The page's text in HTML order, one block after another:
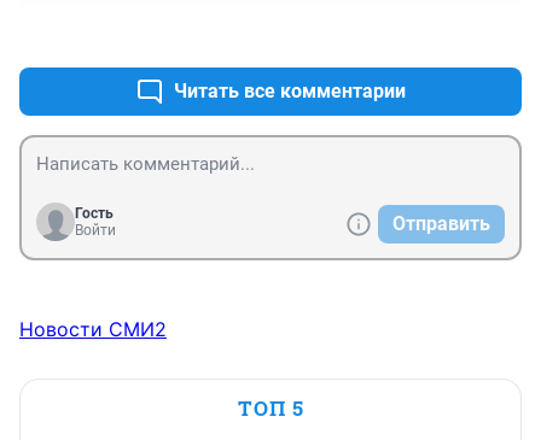
Читать все комментарии
Гость
Войти
Отправить
Новости СМИ2
ТОП 5